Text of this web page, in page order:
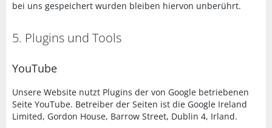
bei uns gespeichert wurden bleiben hiervon unberührt.
5. Plugins und Tools
YouTube
Unsere Website nutzt Plugins der von Google betriebenen
Seite YouTube. Betreiber der Seiten ist die Google Ireland
Limited, Gordon House, Barrow Street, Dublin 4, Irland.